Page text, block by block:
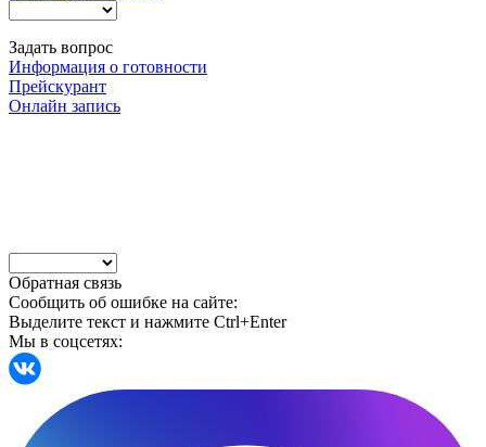
Задать вопрос
Информация о готовности
Прейскурант
Онлайн запись
Обратная связь
Сообщить об ошибке на сайте:
Выделите текст и нажмите Ctrl+Enter
Мы в соцсетях: